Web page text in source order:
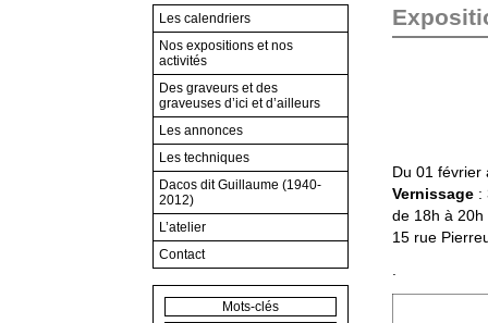
Du 01 février
Vernissage :
de 18h à 20h
15 rue
Les calendriers
Nos expositions et nos
activités
Des graveurs et des
graveuses d’ici et d’ailleurs
Les annonces
Les techniques
Dacos dit Guillaume (1940-
2012)
L’atelier
Contact
Mots-clés